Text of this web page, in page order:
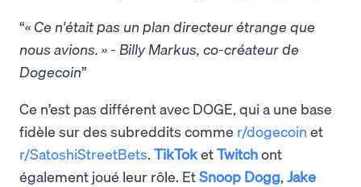
« Ce n'était pas un plan directeur étrange que
nous avions. » - Billy Markus, co-créateur de
Dogecoin
Ce n’est pas différent avec DOGE, qui a une base
fidèle sur des subreddits comme r/dogecoin et
r/SatoshiStreetBets. TikToketTwitchont
également joué leur rôle. EtSnoop Dogg, Jake